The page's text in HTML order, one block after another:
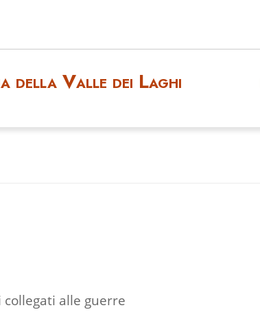
della Valle dei Laghi
alle guerre